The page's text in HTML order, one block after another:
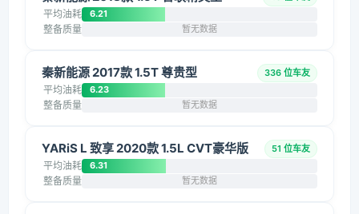
平均油耗 6.21
整备质量 暂无数据
秦新能源 2017款 1.5T 尊贵型 336 位车友
平均油耗 6.23
整备质量 暂无数据
YARiS L 致享 2020款 1.5L CVT豪华版 51 位车友
平均油耗 6.31
整备质量 暂无数据